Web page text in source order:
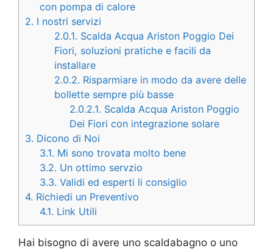
con pompa di calore
2. I nostri servizi
2.0.1. Scalda Acqua Ariston Poggio Dei
Fiori, soluzioni pratiche e facili da
installare
2.0.2. Risparmiare in modo da avere delle
bollette sempre più basse
2.0.2.1. Scalda Acqua Ariston Poggio
Dei Fiori con integrazione solare
3. Dicono di Noi
3.1. Mi sono trovata molto bene
3.2. Un ottimo servzio
3.3. Validi ed esperti li consiglio
4. Richiedi un Preventivo
4.1. Link Utili
Hai bisogno di avere uno scaldabagno o uno